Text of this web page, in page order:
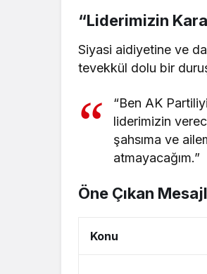
“Liderimizin
Siyasi aidiyetine ve
tevekkül dolu bir
“Ben AK
liderimizin
şahsıma ve
atmayacağım.”
Öne Çıkan
Konu